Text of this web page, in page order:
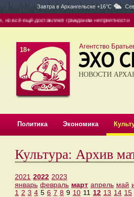
Завтра в Архангельске +16°C
всё ещё доставляют гражданам неприятности
18+ Агентство
НОВОСТИ
Политика Экономика
Культура: Архив
2021 2022 2023
январь февраль март апрель май
1 2 3 4 5 6 7 8 9 10 11 12 13 14 15